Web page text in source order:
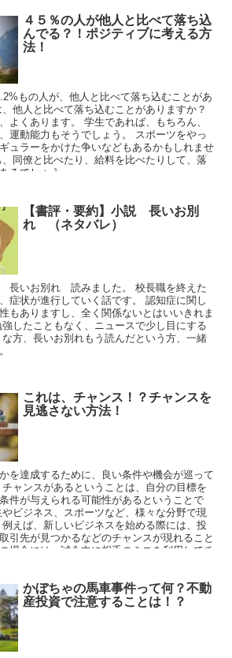
４５％の人が他人と比べて落ち込
んでる？！ポジティブに考える方
法！
もの人が、他人と比べて落ち込むことがあ
他人と比べて落ち込むことがありますか？
よくあります。 学生であれば、もちろん、
運動能力もそうでしょう。 スポーツをやっ
ュラーをかけた争いなどもあるかもしれませ
同僚と比べたり、給料を比べたりして、落
るでしょう。
【書評・要約】小説 長いお別
れ （ネタバレ）
いお別れ 読みました。 校長職を終えた
症状が進行していく話です。 認知症に関し
もありますし、全く関係ないとはいいきれま
したこともなく、ニュースで少し目にする
方、長いお別れもう読んだという方、一緒
これは、チャンス！？チャンスを
見逃さない方法！
を達成するために、良い条件や機会が巡って
ャンスがあるということは、自分の目標を
件が与えられる可能性があるということで
ビジネス、スポーツなど、様々な分野で現
えば、新しいビジネスを始める際には、投
引先が見つかるなどのチャンスが現れること
場合には、試合中に相手のミスを利用してチ
かぼちゃの馬車事件って何？不動
産投資で注意することは！？